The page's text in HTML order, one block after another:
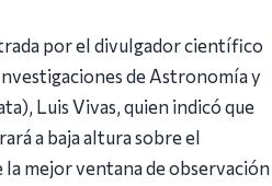
por el divulgador científico
de Astronomía y
Luis Vivas, quien indicó que
a baja altura sobre el
mejor ventana de observación